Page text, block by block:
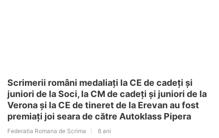
Scrimerii români medaliați la CE de cadeți și
juniori de la Soci, la CM de cadeți și juniori de la
Verona și la CE de tineret de la Erevan au fost
premiați joi seara de către Autoklass Pipera
Federatia Romana de Scrima 8 ani